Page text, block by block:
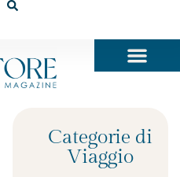
Categorie di
Viaggio